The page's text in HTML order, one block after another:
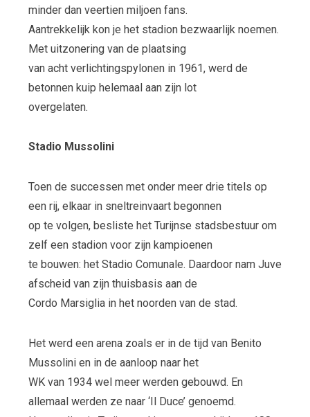
minder dan veertien miljoen fans.
Aantrekkelijk kon je het stadion bezwaarlijk noemen.
Met uitzonering van de plaatsing
van acht verlichtingspylonen in 1961, werd de
betonnen kuip helemaal aan zijn lot
overgelaten.
Stadio Mussolini
Toen de successen met onder meer drie titels op
een rij, elkaar in sneltreinvaart begonnen
op te volgen, besliste het Turijnse stadsbestuur om
zelf een stadion voor zijn kampioenen
te bouwen: het Stadio Comunale. Daardoor nam Juve
afscheid van zijn thuisbasis aan de
Cordo Marsiglia in het noorden van de stad.
Het werd een arena zoals er in de tijd van Benito
Mussolini en in de aanloop naar het
WK van 1934 wel meer werden gebouwd. En
allemaal werden ze naar ‘Il Duce’ genoemd.